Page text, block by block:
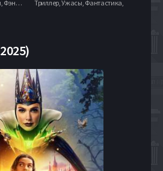
Комедия, Приключения, Фэнтези, Триллер, Ужасы, Фантастика,